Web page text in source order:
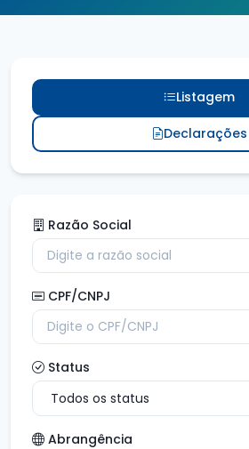
Listagem
Declarações
Razão Social
CPF/CNPJ
Status
Abrangência